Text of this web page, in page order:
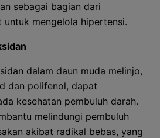
sebagai bagian dari
untuk mengelola hipertensi.
dalam daun muda melinjo,
dan polifenol, dapat
kesehatan pembuluh darah.
melindungi pembuluh
akibat radikal bebas, yang